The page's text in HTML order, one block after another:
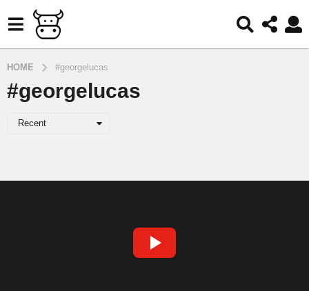
HOME #georgelucas
#georgelucas
Recent
S